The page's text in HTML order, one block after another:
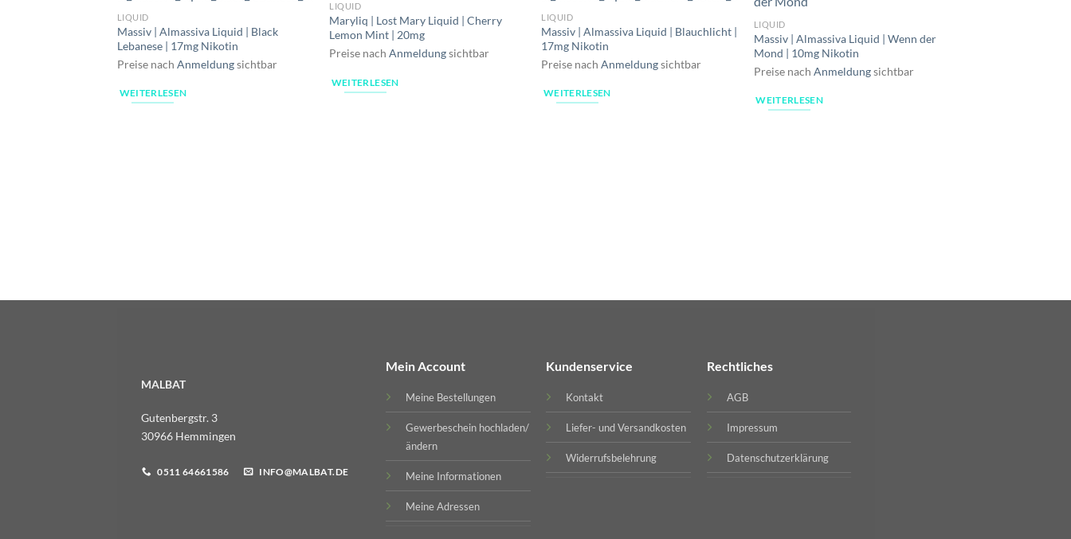
LIQUID
Massiv | Almassiva Liquid | Black
Lebanese | 17mg Nikotin
Preise nach Anmeldungsichtbar
WEITERLESEN
LIQUID
Maryliq | Lost Mary Liquid | Cherry
Lemon Mint | 20mg
Preise nachAnmeldungsichtbar
WEITERLESEN
LIQUID
Massiv | Almassiva Liquid | Blauchlicht |
17mg Nikotin
Preise nachAnmeldungsichtbar
WEITERLESEN
LIQUID
Massiv | Almassiva Liquid | Wenn der
Mond | 10mg Nikotin
Preise nach Anmeldungsichtbar
WEITERLESEN
MALBAT
Gutenbergstr. 3
30966 Hemmingen
0511 64661586 INFO@MALBAT.DE
Mein Account
Meine Bestellungen
Gewerbeschein hochladen/
ändern
Meine Informationen
Meine Adressen
Kundenservice
Kontakt
Liefer- und Versandkosten
Widerrufsbelehrung
Rechtliches
AGB
Impressum
Datenschutzerklärung